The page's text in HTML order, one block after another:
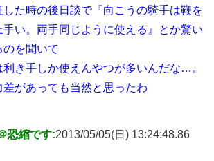
した時の後日談で『向こうの騎手は鞭を
い。両手同じように使える』とか驚い
を聞いて
き手しか使えんやつが多いんだな…。
があっても当然と思ったわ
恐縮です:2013/05/05(日) 13:24:48.86